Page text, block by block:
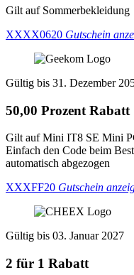
Gilt auf Sommerbekleidung
XXXX0620 Gutschein
Gültig bis 31. Dezember
50,00 Prozent Rabatt
Gilt auf Mini IT8 SE Mini
Einfach den Code beim
automatisch abgezogen
XXXFF20 Gutschein
Gültig bis 03. Januar 2027
2 für 1 Rabatt